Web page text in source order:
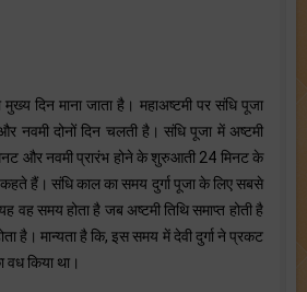
मुख्य दिन माना जाता है। महाअष्टमी पर संधि पूजा
नवमी दोनों दिन चलती है। संधि पूजा में अष्टमी
और नवमी प्रारंभ होने के शुरुआती 24 मिनट के
हैं। संधि काल का समय दुर्गा पूजा के लिए सबसे
वह समय होता है जब अष्टमी तिथि समाप्त होती है
है। मान्यता है कि, इस समय में देवी दुर्गा ने प्रकट
किया था।